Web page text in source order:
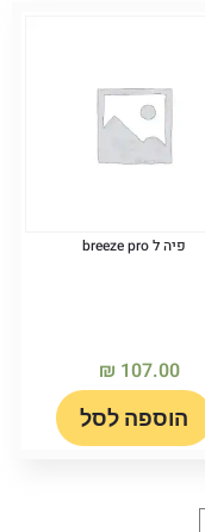
פיה ל breeze pro
₪ 107.00
הוספה לסל